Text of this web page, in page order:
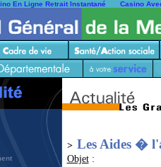
En Ligne Retrait Instantané Casino
> Les Aides �
Objet: